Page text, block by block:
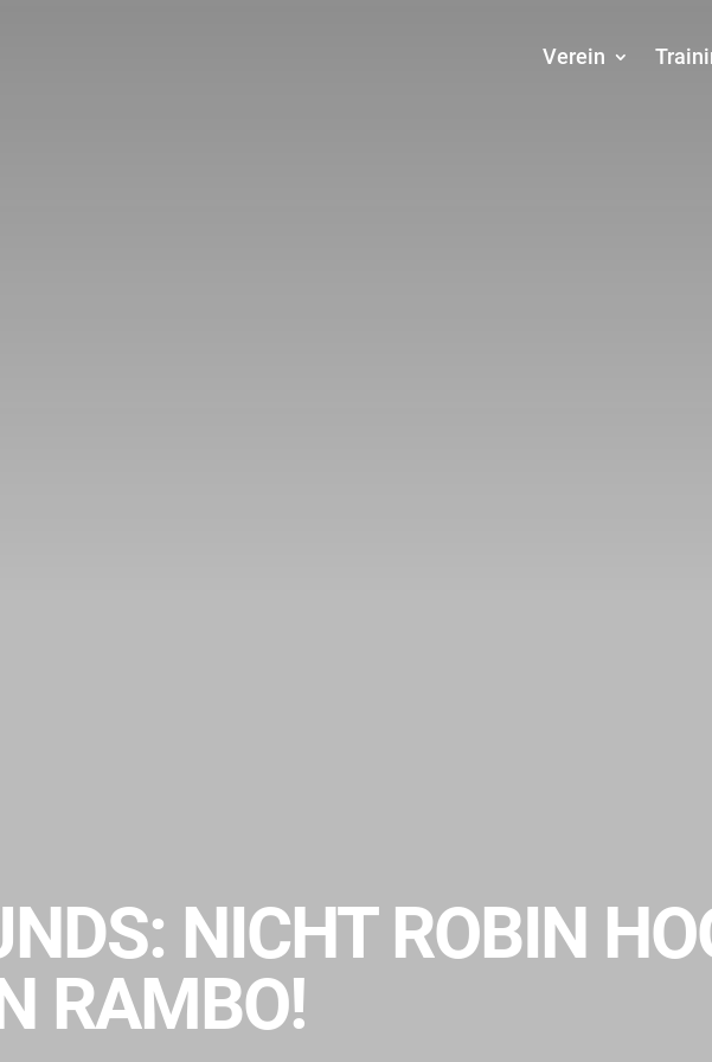
Verein
NICHT ROBIN
RAMBO!